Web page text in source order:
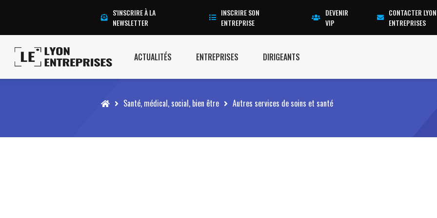
S'INSCRIRE À LA
NEWSLETTER
INSCRIRE SON
ENTREPRISE
DEVENIR
VIP
CONTACTER LYON
ENTREPRISES
ACTUALITÉS ENTREPRISES DIRIGEANTS
Accueil Santé, médical, social, bien être Autres services de soins et santé